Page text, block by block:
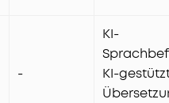
-
KI-
KI-